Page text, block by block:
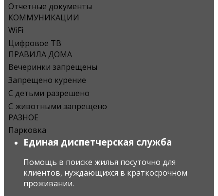
Отчетные документы
КОММУНИКАЦИИ
WiFi
Цифровое ТВ
ПРАВИЛА ДОМА
Вечеринки запрещены
Запрещено курение
С детьми разрешено
С животными запрещено
РАЗНОЕ
Парковка
Единая диспетчерская служба
Помощь в поиске жилья посуточно для
клиентов, нуждающихся в краткосрочном
проживании.